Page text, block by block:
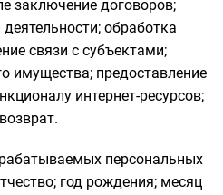
заключение договоров;
обработка
связи с субъектами;
имущества; предоставление
интернет-ресурсов;
персональных
год рождения; месяц